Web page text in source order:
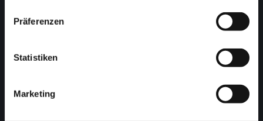
Präferenzen
Statistiken
Marketing
FACHBERATUNG